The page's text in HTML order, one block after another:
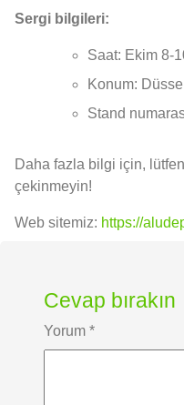
Sergi bilgileri:
Saat: Ekim 8-
Konum:
Stand
Daha fazla bilgi için,
çekinmeyin!
Web sitemiz: https://
Cevap bırakın
Yorum *